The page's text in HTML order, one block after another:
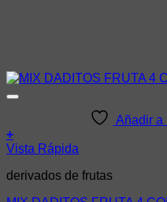
Añadir a
+
Vista Rápida
derivados de frutas